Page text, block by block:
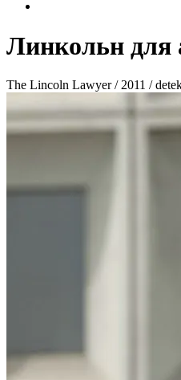
Линкольн для
The Lincoln Lawyer / 2011 /